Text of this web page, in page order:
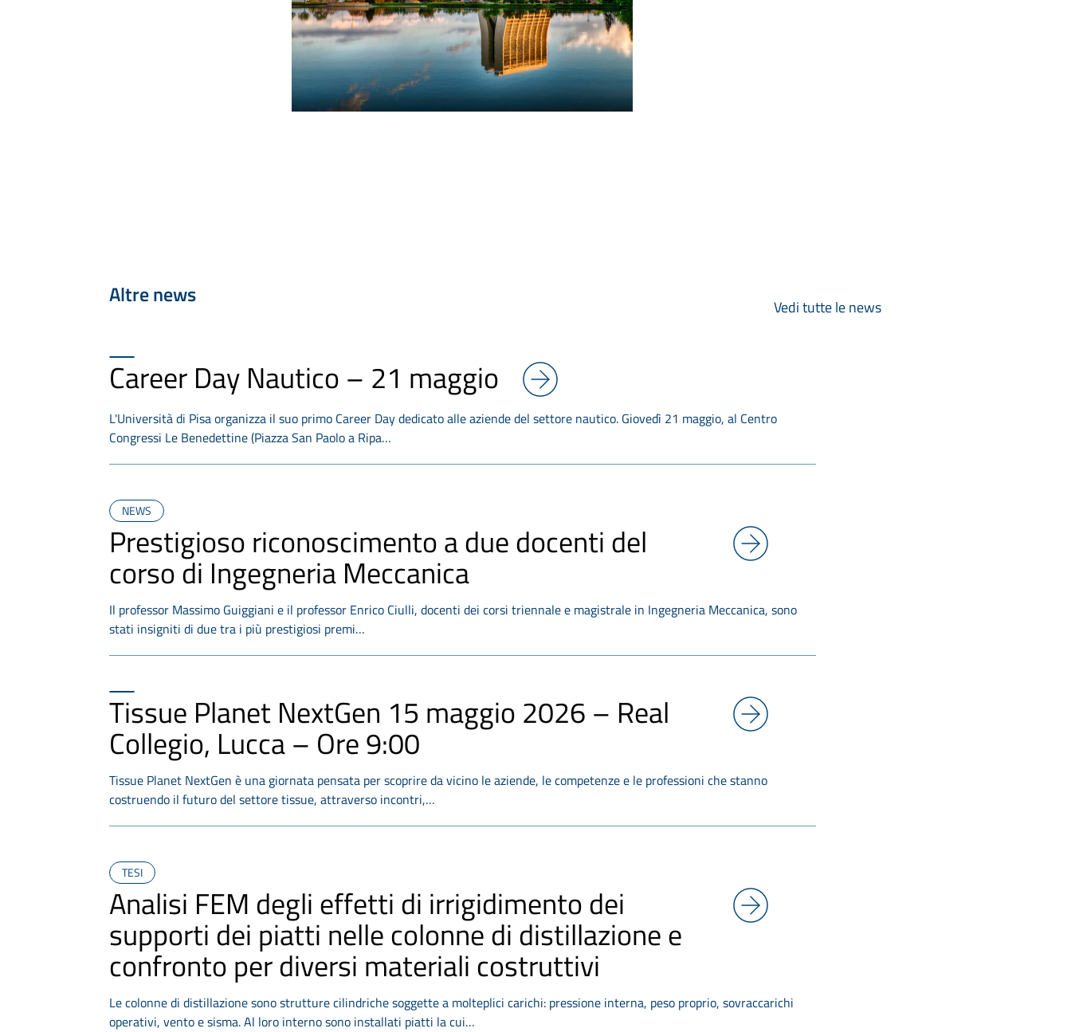
Altre news Vedi tutte le news
Career Day Nautico – 21 maggio
L'Università di Pisa organizza il suo primo Career Day dedicato alle aziende del settore nautico. Giovedì 21 maggio, al Centro
Congressi Le Benedettine (Piazza San Paolo a Ripa…
NEWS
Prestigioso riconoscimento a due docenti del
corso di Ingegneria Meccanica
Il professor Massimo Guiggiani e il professor Enrico Ciulli, docenti dei corsi triennale e magistrale in Ingegneria Meccanica, sono
stati insigniti di due tra i più prestigiosi premi…
Tissue Planet NextGen 15 maggio 2026 – Real
Collegio, Lucca – Ore 9:00
Tissue Planet NextGen è una giornata pensata per scoprire da vicino le aziende, le competenze e le professioni che stanno
costruendo il futuro del settore tissue, attraverso incontri,…
TESI
Analisi FEM degli effetti di irrigidimento dei
supporti dei piatti nelle colonne di distillazione e
confronto per diversi materiali costruttivi
Le colonne di distillazione sono strutture cilindriche soggette a molteplici carichi: pressione interna, peso proprio, sovraccarichi
operativi, vento e sisma. Al loro interno sono installati piatti la cui…